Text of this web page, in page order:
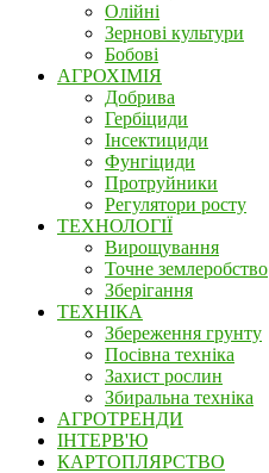
Олійні
Зернові культури
Бобові
АГРОХІМІЯ
Добрива
Гербіциди
Інсектициди
Фунгіциди
Протруйники
Регулятори росту
ТЕХНОЛОГІЇ
Вирощування
Точне землеробство
Зберігання
ТЕХНІКА
Збереження грунту
Посівна техніка
Захист рослин
Збиральна техніка
АГРОТРЕНДИ
ІНТЕРВ'Ю
КАРТОПЛЯРСТВО